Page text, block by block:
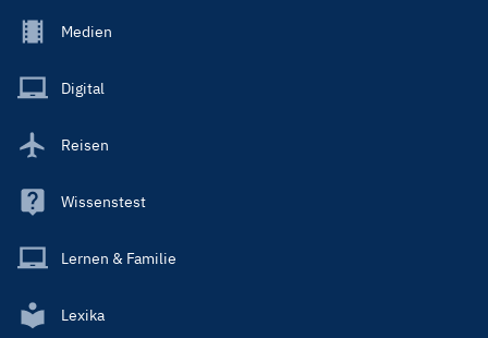
Footer
Main
Medien
Digital
Reisen
Wissenstest
Lernen & Familie
Lexika